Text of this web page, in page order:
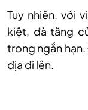
Tuy nhiên, với
kiệt, đà tăng
trong ngắn
địa đi lên.